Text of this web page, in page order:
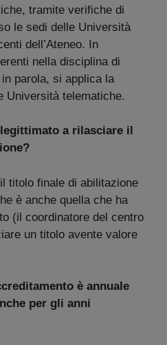
tramite verifiche di
le sedi delle Università
dell’Ateneo. In
nella disciplina di
parola, si applica la
Università telematiche.
a rilasciare il
titolo finale di abilitazione
è anche quella che ha
(il coordinatore del centro
un titolo avente valore
è annuale
per gli anni